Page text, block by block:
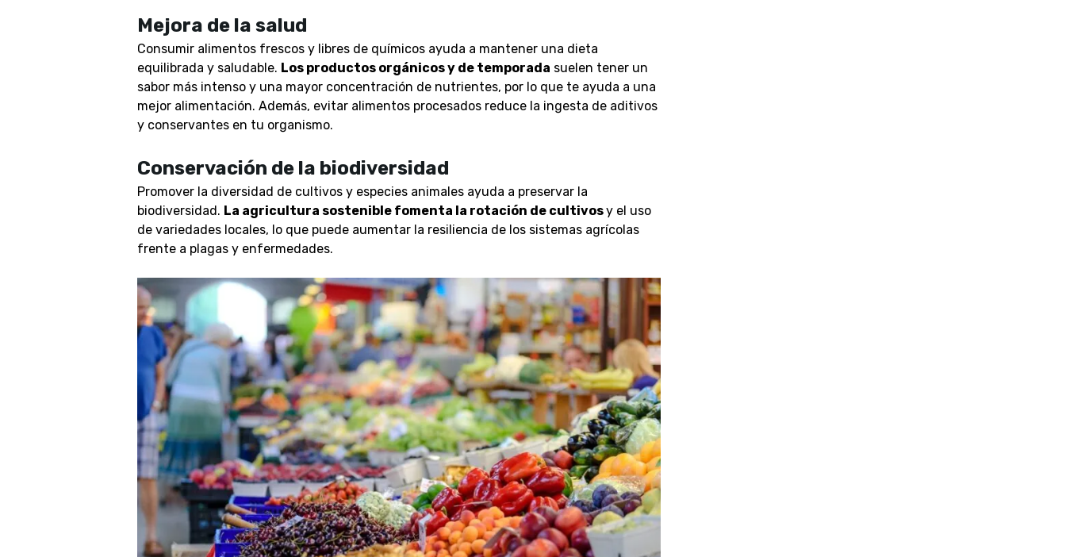
Mejora de la salud
Consumir alimentos frescos y libres de químicos ayuda a mantener una dieta
equilibrada y saludable. Los productos orgánicos y de temporada suelen tener un
sabor más intenso y una mayor concentración de nutrientes, por lo que te ayuda a una
mejor alimentación. Además, evitar alimentos procesados reduce la ingesta de aditivos
y conservantes en tu organismo.
Conservación de la biodiversidad
Promover la diversidad de cultivos y especies animales ayuda a preservar la
biodiversidad. La agricultura sostenible fomenta la rotación de cultivosy el uso
de variedades locales, lo que puede aumentar la resiliencia de los sistemas agrícolas
frente a plagas y enfermedades.